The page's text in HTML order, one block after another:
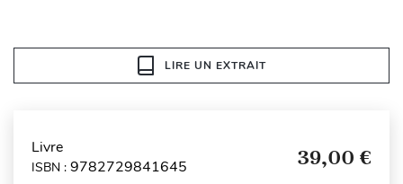
LIRE UN EXTRAIT
Livre
ISBN : 9782729841645 39,00 €